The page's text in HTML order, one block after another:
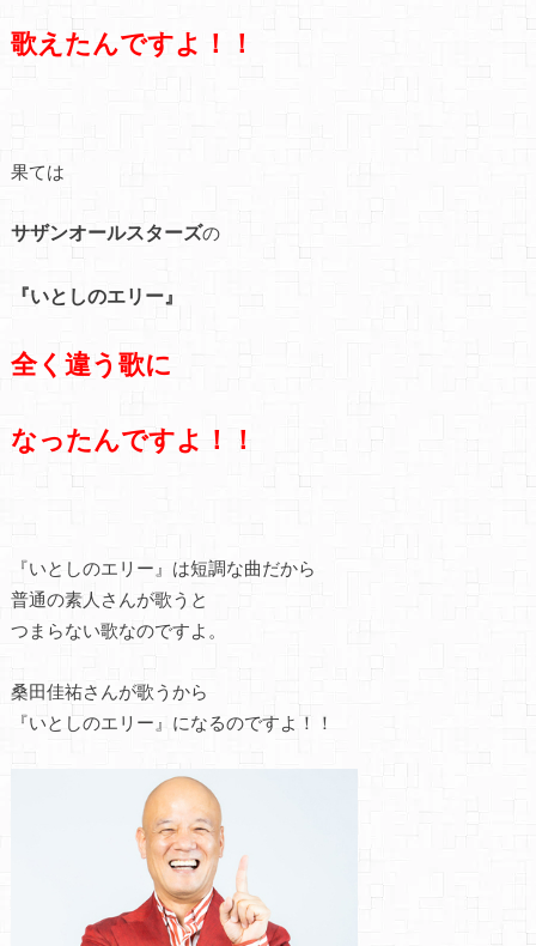
歌えたんですよ！！
果ては
サザンオールスターズの
『いとしのエリー』
全く違う歌に
なったんですよ！！
『いとしのエリー』は短調な曲だから
普通の素人さんが歌うと
つまらない歌なのですよ。
桑田佳祐さんが歌うから
『いとしのエリー』になるのですよ！！